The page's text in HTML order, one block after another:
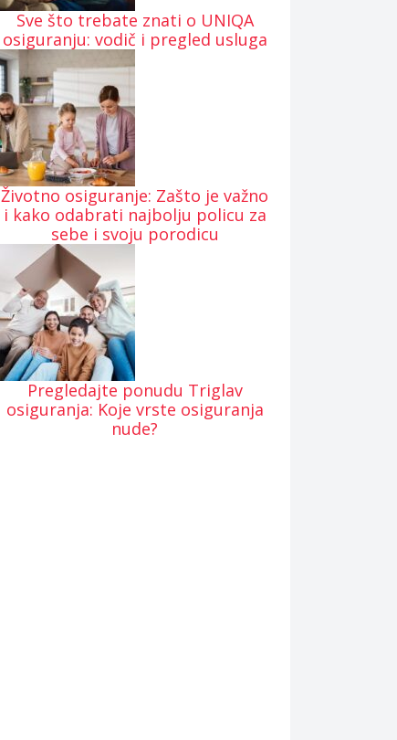
Sve što trebate znati o UNIQA
osiguranju: vodič i pregled usluga
Životno osiguranje: Zašto je važno
i kako odabrati najbolju policu za
sebe i svoju porodicu
Pregledajte ponudu Triglav
osiguranja: Koje vrste osiguranja
nude?